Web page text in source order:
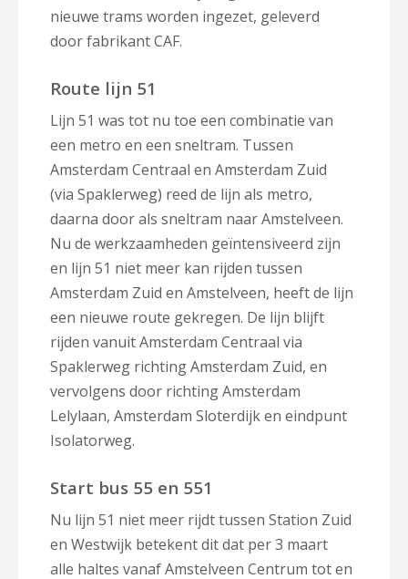
nieuwe trams worden ingezet, geleverd
door fabrikant CAF.
Route lijn 51
Lijn 51 was tot nu toe een combinatie van
een metro en een sneltram. Tussen
Amsterdam Centraal en Amsterdam Zuid
(via Spaklerweg) reed de lijn als metro,
daarna door als sneltram naar Amstelveen.
Nu de werkzaamheden geïntensiveerd zijn
en lijn 51 niet meer kan rijden tussen
Amsterdam Zuid en Amstelveen, heeft de lijn
een nieuwe route gekregen. De lijn blijft
rijden vanuit Amsterdam Centraal via
Spaklerweg richting Amsterdam Zuid, en
vervolgens door richting Amsterdam
Lelylaan, Amsterdam Sloterdijk en eindpunt
Isolatorweg.
Start bus 55 en 551
Nu lijn 51 niet meer rijdt tussen Station Zuid
en Westwijk betekent dit dat per 3 maart
alle haltes vanaf Amstelveen Centrum tot en